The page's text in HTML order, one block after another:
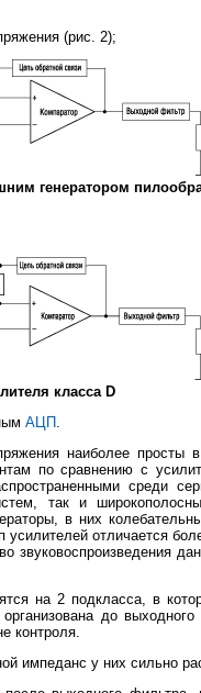
(рис. 2);
генератором
класса D
АЦП .
наиболее
по сравнению с
среди
так и
в них
отличается
на 2 подкласса, в
до
контроля.
импеданс у них сильно